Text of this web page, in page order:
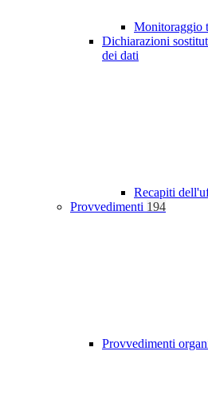
Monitoraggio
Dichiarazioni
dei dati
Recapiti
Provvedimenti 194
Provvedimenti